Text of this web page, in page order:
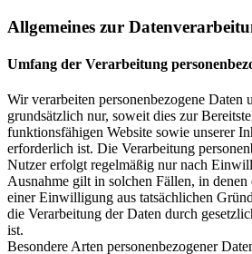
Allgemeines zur
Umfang der Verarbeitung
Wir verarbeiten personenbezogene Daten
grundsätzlich nur, soweit dies zur
funktionsfähigen Website sowie unserer
erforderlich ist. Die Verarbeitung
Nutzer erfolgt regelmäßig nur nach
Ausnahme gilt in solchen Fällen, in
einer Einwilligung aus tatsächlichen
die Verarbeitung der Daten durch
ist.
Besondere Arten personenbezogener